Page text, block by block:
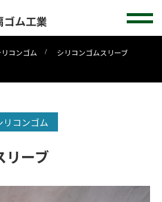
ゴム工業
コンゴム シリコンゴムスリーブ
リコンゴム
リーブ